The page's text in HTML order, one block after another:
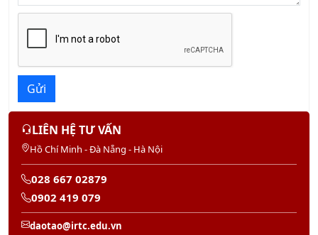
13/08/2026
KHÓA QUẢN TRỊ NHÂN SỰ
20/08/2026
Khóa Học Kỹ Năng Quản Lý Con Người
Khóa Học Giám Đốc Nhân Sự Chuyên Nghiệp
29/08/2026
Khóa Học Quản Trị Nhân Sự 4.0